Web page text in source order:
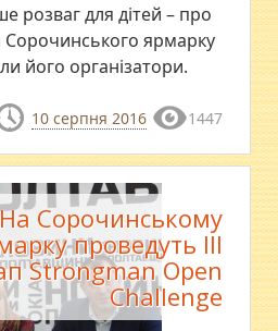
розваг для дітей – про
Сорочинського ярмарку
його організатори.
10 серпня 2016 1447
Сорочинському
проведуть ІІІ
Strongman Open
Challenge